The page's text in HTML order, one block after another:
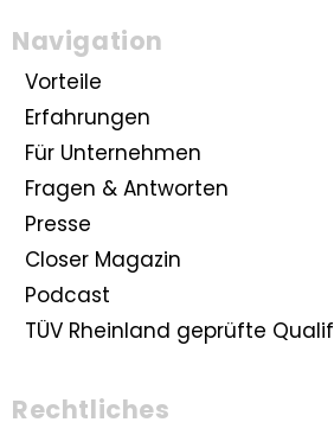
Navigation
Vorteile
Erfahrungen
Für Unternehmen
Fragen & Antworten
Presse
Closer Magazin
Podcast
TÜV Rheinland geprüfte
Rechtliches